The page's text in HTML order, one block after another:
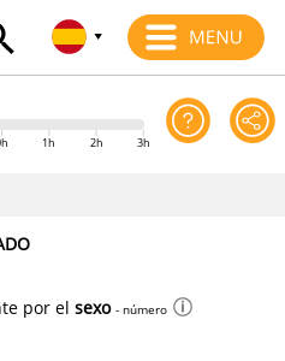
1h 2h 3h
por el sexo - número